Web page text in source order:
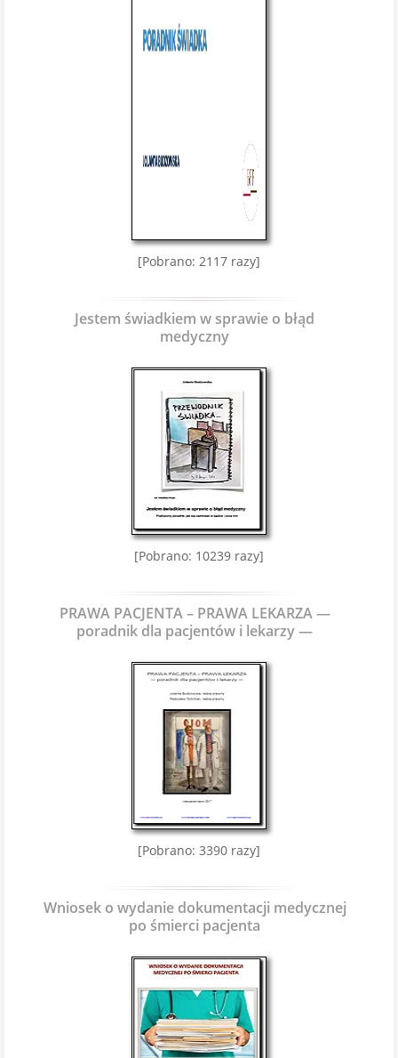
[Pobrano: 2117 razy]
Jestem świadkiem w sprawie o błąd
medyczny
[Pobrano: 10239 razy]
PRAWA PACJENTA – PRAWA LEKARZA —
poradnik dla pacjentów i lekarzy —
[Pobrano: 3390 razy]
Wniosek o wydanie dokumentacji medycznej
po śmierci pacjenta